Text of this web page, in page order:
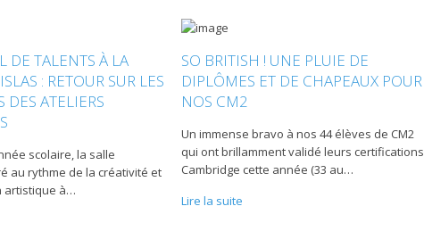
DE TALENTS À LA
: RETOUR SUR LES
DES ATELIERS
scolaire, la salle
au rythme de la créativité et
artistique à…
SO BRITISH ! UNE PLUIE DE
DIPLÔMES ET DE CHAPEAUX POUR
NOS CM2
Un immense bravo à nos 44 élèves de CM2
qui ont brillamment validé leurs certifications
Cambridge cette année (33 au…
Lire la suite